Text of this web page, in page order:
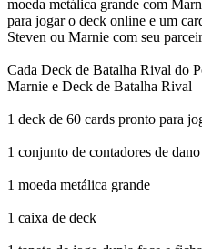
moeda metálica grande com
para jogar o deck online e um
Steven ou Marnie com seu
Cada Deck de Batalha Rival do
Marnie e Deck de Batalha Rival
1 deck de 60 cards pronto para
1 conjunto de contadores de dano
1 moeda metálica grande
1 caixa de deck